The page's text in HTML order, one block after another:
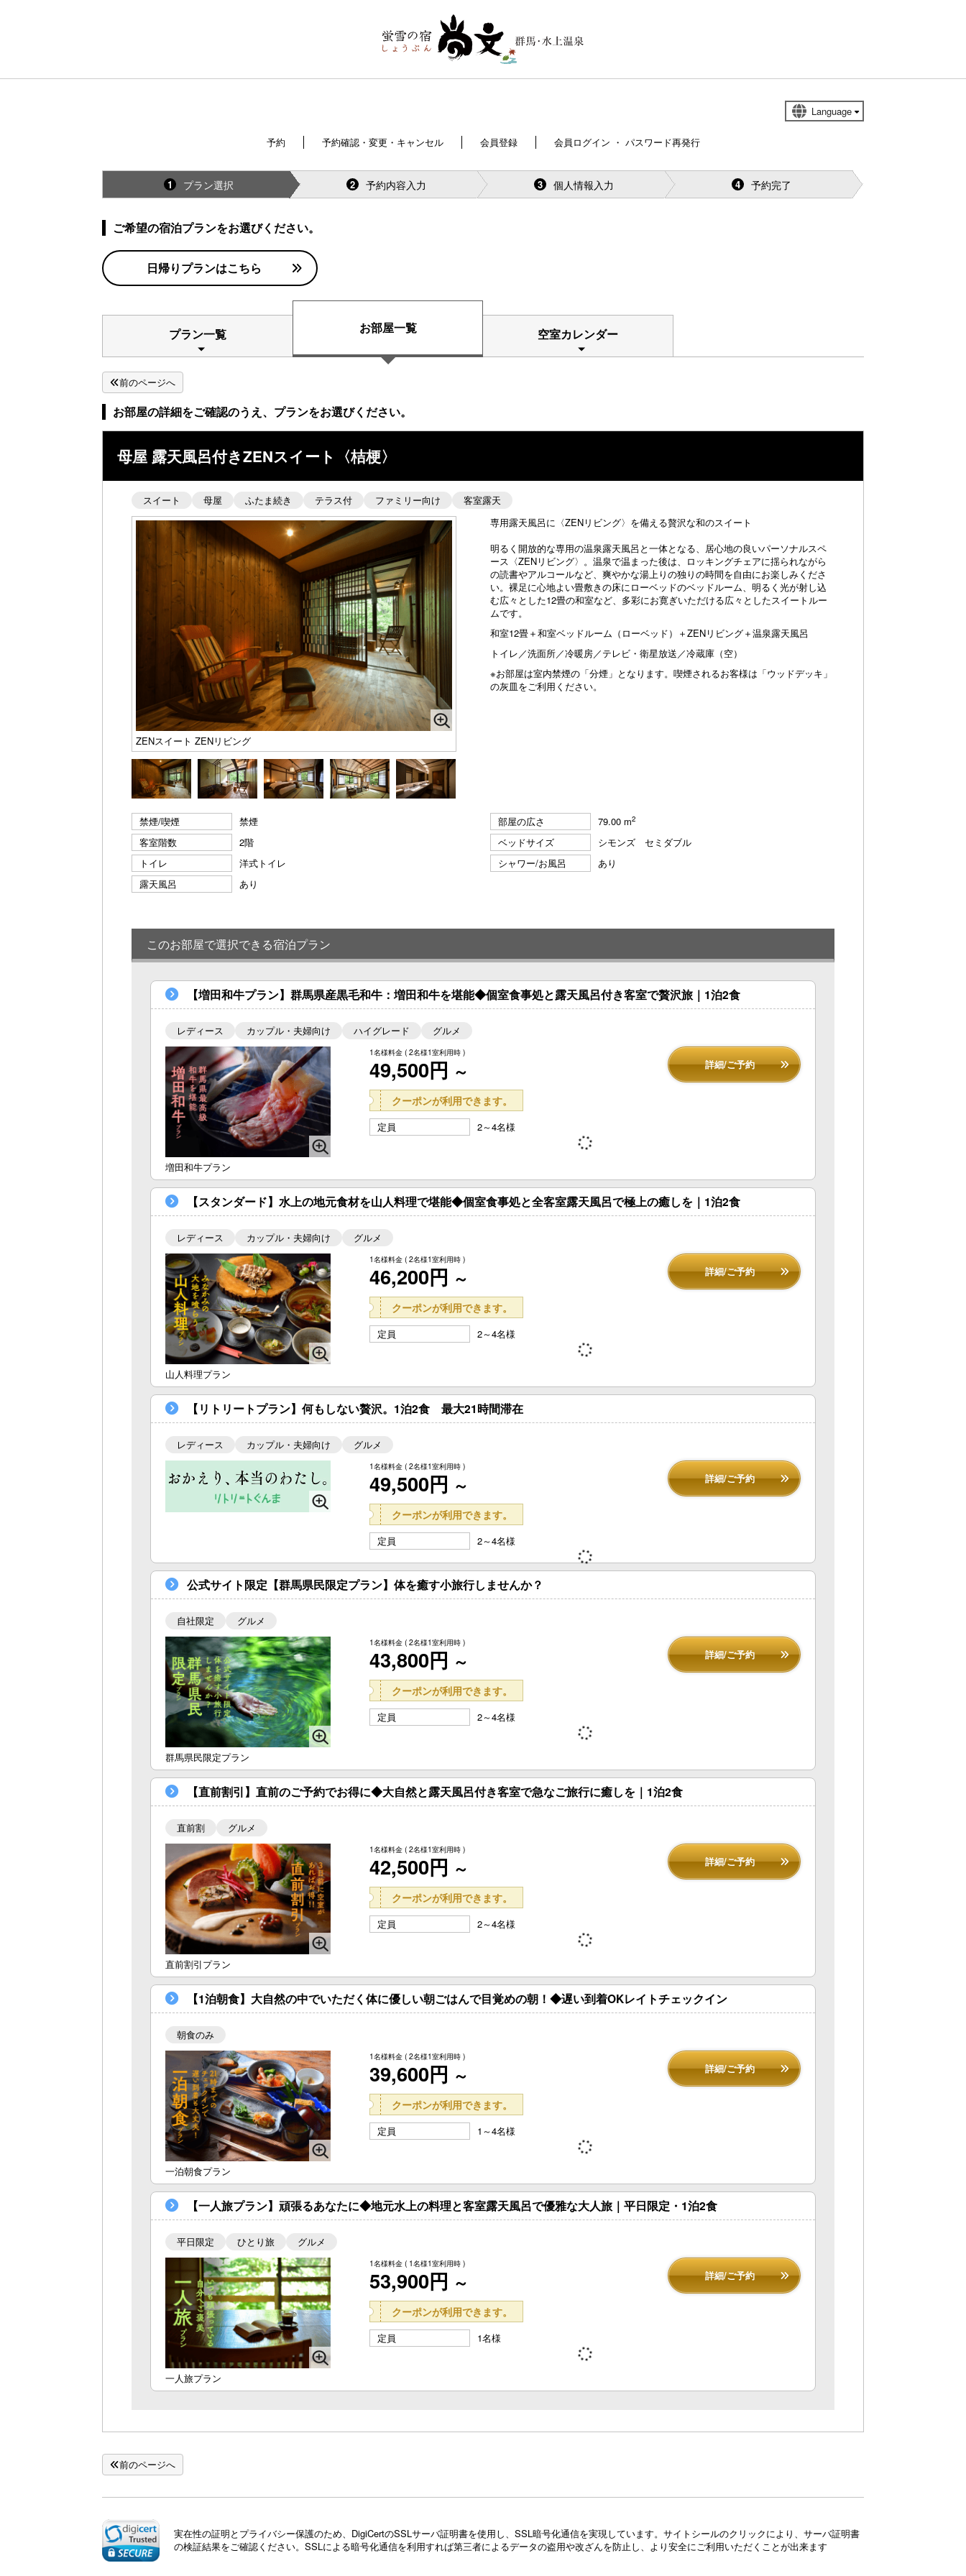
予約 予約確認・変更・キャンセル 会員登録 会員ログイン ・ パスワード再発行
1 プラン選択 2 予約内容入力 3 個人情報入力 4 予約完了
ご希望の宿泊プランをお選びください。
日帰りプランはこちら
プラン一覧 お部屋一覧 空室カレンダー
前のページへ
お部屋の詳細をご確認のうえ、プランをお選びください。
母屋 露天風呂付きZENスイート〈桔梗〉
スイート 母屋 ふたま続き テラス付 ファミリー向け 客室露天
ZENスイート ZENリビング
専用露天風呂に〈ZENリビング〉を備える贅沢な和のスイート
明るく開放的な専用の温泉露天風呂と一体となる、居心地の良いパーソナルスペ
ース〈ZENリビング〉。温泉で温まった後は、ロッキングチェアに揺られながら
の読書やアルコールなど、爽やかな湯上りの独りの時間を自由にお楽しみくださ
い。裸足に心地よい畳敷きの床にローベッドのベッドルーム、明るく光が射し込
む広々とした12畳の和室など、多彩にお寛ぎいただける広々としたスイートルー
ムです。
和室12畳＋和室ベッドルーム（ローベッド）＋ZENリビング＋温泉露天風呂
トイレ／洗面所／冷暖房／テレビ・衛星放送／冷蔵庫（空）
※お部屋は室内禁煙の「分煙」となります。喫煙されるお客様は「ウッドデッキ」
の灰皿をご利用ください。
禁煙/喫煙 禁煙 部屋の広さ 79.00 m2
客室階数 2階 ベッドサイズ
シモンズ セミダブル
トイレ
洋式トイレ シャワー/お風呂
あり
露天風呂
あり
このお部屋で選択できる宿泊プラン
【増田和牛プラン】群馬県産黒毛和牛：増田和牛を堪能◆個室食事処と露天風呂付き客室で贅沢旅｜1泊2食
レディース カップル・夫婦向け ハイグレード グルメ
増田和牛プラン
1名様料金 ( 2名様1室利用時 )
49,500円 ～ 詳細/ご予約
クーポンが利用できます。
定員 2～4名様
【スタンダード】水上の地元食材を山人料理で堪能◆個室食事処と全客室露天風呂で極上の癒しを｜1泊2食
レディース カップル・夫婦向け グルメ
山人料理プラン
1名様料金 ( 2名様1室利用時 )
46,200円 ～ 詳細/ご予約
クーポンが利用できます。
定員 2～4名様
【リトリートプラン】何もしない贅沢。1泊2食 最大21時間滞在
レディース カップル・夫婦向け グルメ
1名様料金 ( 2名様1室利用時 )
49,500円 ～ 詳細/ご予約
クーポンが利用できます。
定員 2～4名様
公式サイト限定【群馬県民限定プラン】体を癒す小旅行しませんか？
自社限定 グルメ
群馬県民限定プラン
1名様料金 ( 2名様1室利用時 )
43,800円 ～ 詳細/ご予約
クーポンが利用できます。
定員 2～4名様
【直前割引】直前のご予約でお得に◆大自然と露天風呂付き客室で急なご旅行に癒しを｜1泊2食
直前割 グルメ
直前割引プラン
1名様料金 ( 2名様1室利用時 )
42,500円 ～ 詳細/ご予約
クーポンが利用できます。
定員 2～4名様
【1泊朝食】大自然の中でいただく体に優しい朝ごはんで目覚めの朝！◆遅い到着OKレイトチェックイン
朝食のみ
一泊朝食プラン
1名様料金 ( 2名様1室利用時 )
39,600円 ～ 詳細/ご予約
クーポンが利用できます。
定員 1～4名様
【一人旅プラン】頑張るあなたに◆地元水上の料理と客室露天風呂で優雅な大人旅｜平日限定・1泊2食
平日限定 ひとり旅 グルメ
一人旅プラン
1名様料金 ( 1名様1室利用時 )
53,900円 ～ 詳細/ご予約
クーポンが利用できます。
定員 1名様
前のページへ
実在性の証明とプライバシー保護のため、DigiCertのSSLサーバ証明書を使用し、SSL暗号化通信を実現しています。サイトシールのクリックにより、サーバ証明書
の検証結果をご確認ください。SSLによる暗号化通信を利用すれば第三者によるデータの盗用や改ざんを防止し、より安全にご利用いただくことが出来ます